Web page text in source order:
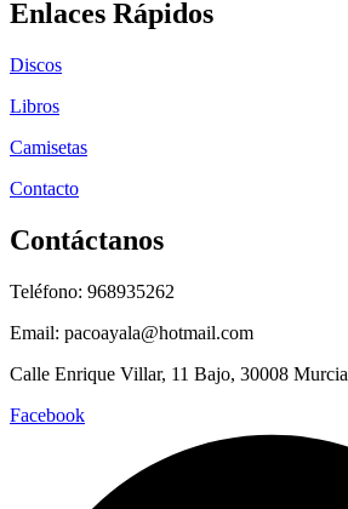
Enlaces Rápidos
Discos
Libros
Camisetas
Contacto
Contáctanos
Teléfono: 968935262
Email: pacoayala@hotmail.com
Calle Enrique Villar, 11 Bajo, 30008 Murcia
Facebook